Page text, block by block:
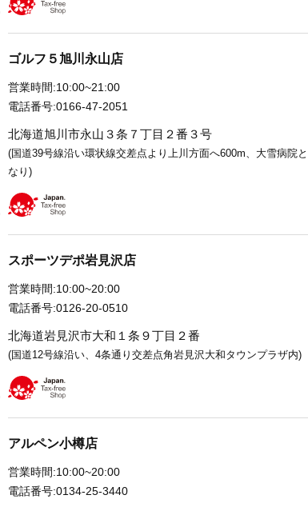
ゴルフ５旭川永山店
営業時間:10:00~21:00
電話番号:0166-47-2051
北海道旭川市永山３条７丁目２番３号
(国道39号線沿い環状線交差点より上川方面へ600m、大雪病院と
なり)
スポーツデポ岩見沢店
営業時間:10:00~20:00
電話番号:0126-20-0510
北海道岩見沢市大和１条９丁目２番
(国道12号線沿い、4条通り交差点角岩見沢大和タウンプラザ内)
アルペン小樽店
営業時間:10:00~20:00
電話番号:0134-25-3440